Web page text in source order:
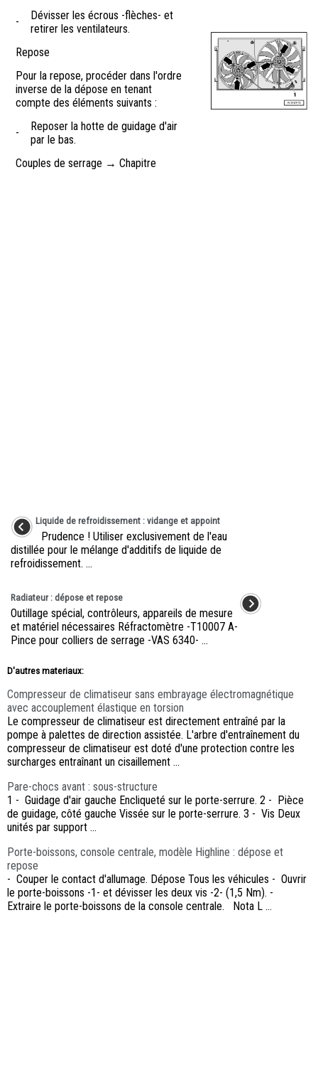
-
Dévisser les écrous -flèches- et
retirer les ventilateurs.
Repose
Pour la repose, procéder dans l'ordre
inverse de la dépose en tenant
compte des éléments suivants :
-
Reposer la hotte de guidage d'air
par le bas.
Couples de serrage → Chapitre
Liquide de refroidissement : vidange et appoint
Prudence ! Utiliser exclusivement de l'eau
distillée pour le mélange d'additifs de liquide de
refroidissement. ...
Radiateur : dépose et repose
Outillage spécial, contrôleurs, appareils de mesure
et matériel nécessaires Réfractomètre -T10007 A-
Pince pour colliers de serrage -VAS 6340- ...
D'autres materiaux:
Compresseur de climatiseur sans embrayage électromagnétique
avec accouplement élastique en torsion
Le compresseur de climatiseur est directement entraîné par la
pompe à palettes de direction assistée. L'arbre d'entraînement du
compresseur de climatiseur est doté d'une protection contre les
surcharges entraînant un cisaillement ...
Pare-chocs avant : sous-structure
1 - Guidage d'air gauche Encliqueté sur le porte-serrure. 2 - Pièce
de guidage, côté gauche Vissée sur le porte-serrure. 3 - Vis Deux
unités par support ...
Porte-boissons, console centrale, modèle Highline : dépose et
repose
- Couper le contact d'allumage. Dépose Tous les véhicules - Ouvrir
le porte-boissons -1- et dévisser les deux vis -2- (1,5 Nm). -
Extraire le porte-boissons de la console centrale. Nota L ...